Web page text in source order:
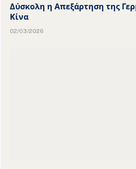
Δύσκολη η Απεξάρτηση της
Κίνα
02/03/2026